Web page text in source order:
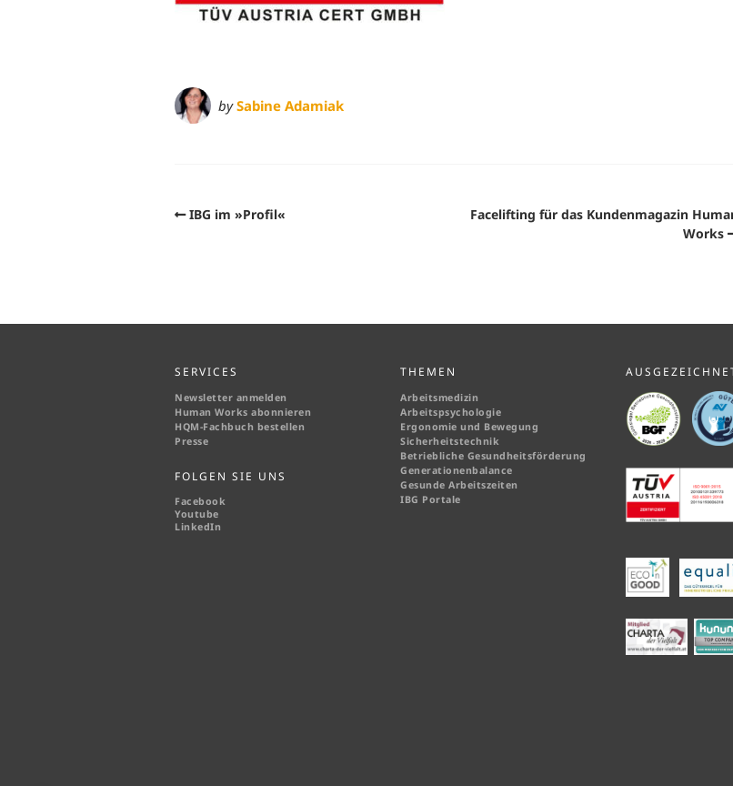
bySabine Adamiak
IBG im »Profil«
Facelifting für das Kundenmagazin
Works
SERVICES
Newsletter anmelden
Human Works abonnieren
HQM-Fachbuch bestellen
Presse
FOLGEN SIE UNS
Facebook
Youtube
LinkedIn
THEMEN
Arbeitsmedizin
Arbeitspsychologie
Ergonomie und Bewegung
Sicherheitstechnik
Betriebliche Gesundheitsförderung
Generationenbalance
Gesunde Arbeitszeiten
IBG Portale